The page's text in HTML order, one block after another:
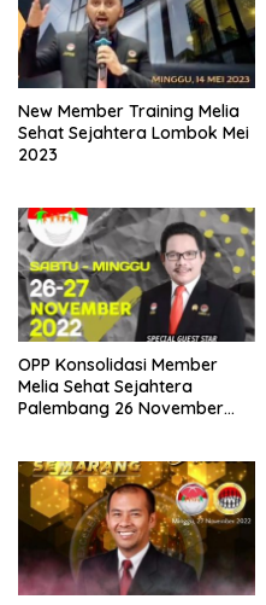
New Member Training Melia
Sehat Sejahtera Lombok Mei
2023
OPP Konsolidasi Member
Melia Sehat Sejahtera
Palembang 26 November